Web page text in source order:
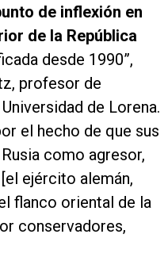
de inflexión en
de la República
desde 1990”,
profesor de
de Lorena.
el hecho de que sus
como agresor,
ejército alemán,
flanco oriental de la
conservadores,